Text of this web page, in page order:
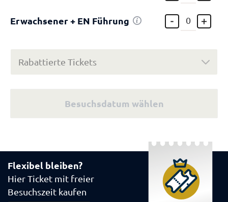
Flexibel bleiben?
Hier Ticket mit freier
Besuchszeit kaufen
Erwachsener + EN Führung
Rabattierte Tickets
Besuchsdatum wählen